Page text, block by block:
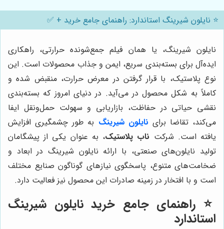
⭐️ نایلون شیرینگ استاندارد: راهنمای جامع خرید + ✅
نایلون شیرینگ، یا همان فیلم جمع‌شونده حرارتی، راهکاری
ایده‌آل برای بسته‌بندی سریع، ایمن و جذاب محصولات است. این
نوع پلاستیک، با قرار گرفتن در معرض حرارت، منقبض شده و
کاملاً به شکل محصول در می‌آید. در دنیای امروز که بسته‌بندی
نقشی حیاتی در حفاظت، بازاریابی و سهولت حمل‌ونقل ایفا
می‌کند، تقاضا برای نایلون شیرینگ به طور چشمگیری افزایش
یافته است. شرکت ناب پلاستیک، به عنوان یکی از پیشگامان
تولید نایلون‌های صنعتی، با ارائه نایلون شیرینگ در ابعاد و
ضخامت‌های متنوع، پاسخگوی نیازهای گوناگون صنایع مختلف
است و با افتخار در زمینه صادرات این محصول نیز فعالیت دارد.
⭐️ راهنمای جامع خرید نایلون شیرینگ
استاندارد